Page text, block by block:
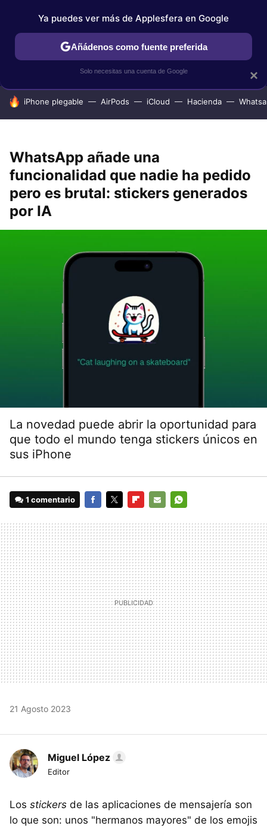
IPHONE TUTORIALES APPLESFERA SELECCIÓN
HOY SE HABLA DE
iPhone plegable AirPods iCloud Hacienda
WhatsApp añade una
funcionalidad que nadie ha pedido
pero es brutal: stickers generados
por IA
La novedad puede abrir la oportunidad para
que todo el mundo tenga stickers únicos en
sus iPhone
1 comentario
MAIL
21 Agosto 2023
Miguel López
Editor
Los stickers de las aplicaciones de mensajería son
lo que son: unos "hermanos mayores" de los emojis
×
Ya puedes ver más de Applesfera en Google
Añádenos como fuente preferida
Solo necesitas una cuenta de Google